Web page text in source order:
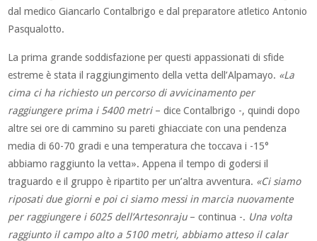
dal medico Giancarlo Contalbrigo e dal preparatore atletico Antonio
Pasqualotto.
La prima grande soddisfazione per questi appassionati di sfide
estreme è stata il raggiungimento della vetta dell’Alpamayo. «La
cima ci ha richiesto un percorso di avvicinamento per
raggiungere prima i 5400 metri– dice Contalbrigo -, quindi dopo
altre sei ore di cammino su pareti ghiacciate con una pendenza
media di 60-70 gradi e una temperatura che toccava i -15°
abbiamo raggiunto la vetta». Appena il tempo di godersi il
traguardo e il gruppo è ripartito per un’altra avventura. «Ci siamo
riposati due giorni e poi ci siamo messi in marcia nuovamente
per raggiungere i 6025 dell’Artesonraju– continua -. Una volta
raggiunto il campo alto a 5100 metri, abbiamo atteso il calar